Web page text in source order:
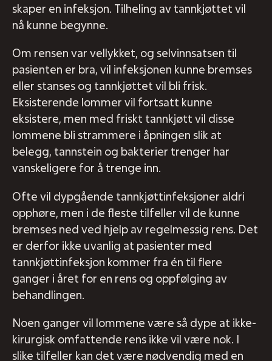
skaper en infeksjon. Tilheling av tannkjøttet vil
nå kunne begynne.
Om rensen var vellykket, og selvinnsatsen til
pasienten er bra, vil infeksjonen kunne bremses
eller stanses og tannkjøttet vil bli frisk.
Eksisterende lommer vil fortsatt kunne
eksistere, men med friskt tannkjøtt vil disse
lommene bli strammere i åpningen slik at
belegg, tannstein og bakterier trenger har
vanskeligere for å trenge inn.
Ofte vil dypgående tannkjøttinfeksjoner aldri
opphøre, men i de fleste tilfeller vil de kunne
bremses ned ved hjelp av regelmessig rens. Det
er derfor ikke uvanlig at pasienter med
tannkjøttinfeksjon kommer fra én til flere
ganger i året for en rens og oppfølging av
behandlingen.
Noen ganger vil lommene være så dype at ikke-
kirurgisk omfattende rens ikke vil være nok. I
slike tilfeller kan det være nødvendig med en